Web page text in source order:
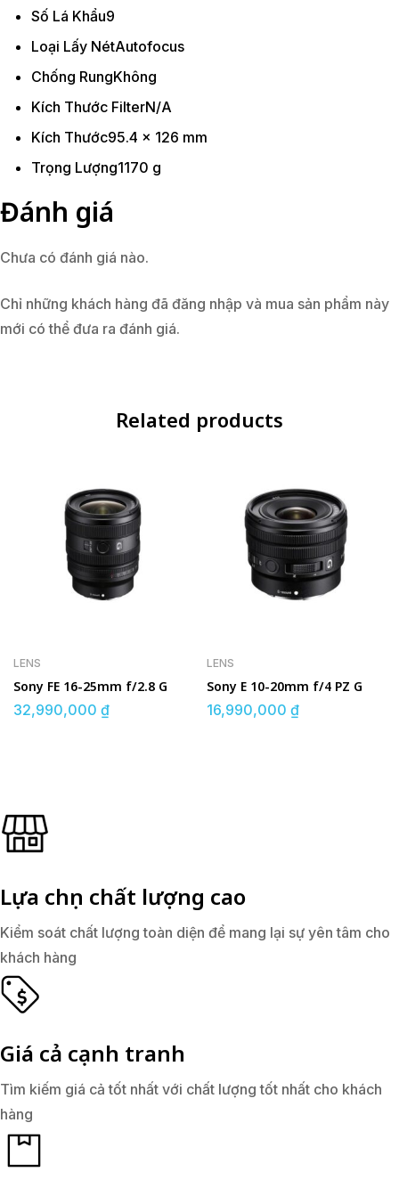
Số Lá Khẩu9
Loại Lấy NétAutofocus
Chống RungKhông
Kích Thước FilterN/A
Kích Thước95.4 x 126 mm
Trọng Lượng1170 g
Đánh giá
Chưa có đánh giá nào.
Chỉ những khách hàng đã đăng nhập và mua sản phẩm này
mới có thể đưa ra đánh giá.
Related products
LENS
Sony FE 16-25mm f/2.8 G
32,990,000 ₫
LENS
Sony E 10-20mm f/4 PZ G
16,990,000 ₫
Lựa chọn chất lượng cao
Kiểm soát chất lượng toàn diện để mang lại sự yên tâm cho
khách hàng
Giá cả cạnh tranh
Tìm kiếm giá cả tốt nhất với chất lượng tốt nhất cho khách
hàng